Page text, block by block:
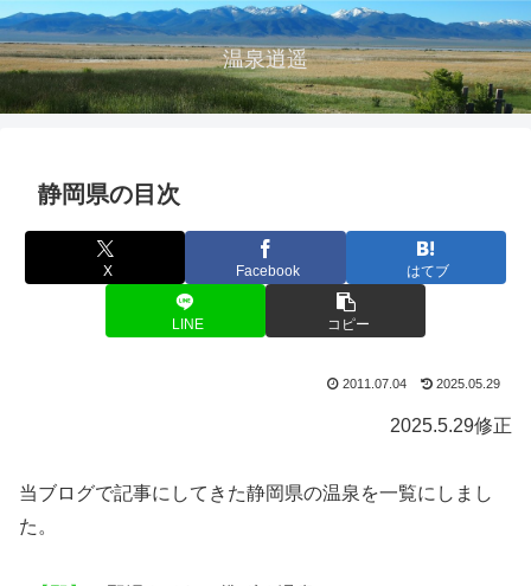
温泉逍遥
静岡県の目次
X Facebook はてブ
LINE コピー
2011.07.04 2025.05.29
2025.5.29修正
当ブログで記事にしてきた静岡県の温泉を一覧にしまし
た。